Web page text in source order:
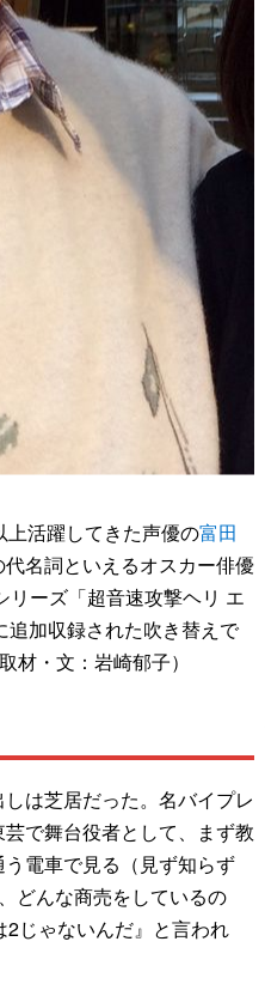
活躍してきた声優の富田
名詞といえるオスカー俳優
ーズ「超音速攻撃ヘリ エ
追加収録された吹き替えで
材・文：岩崎郁子）
は芝居だった。名バイプレ
で舞台役者として、まず教
電車で見る（見ず知らず
どんな商売をしているの
じゃないんだ』と言われ